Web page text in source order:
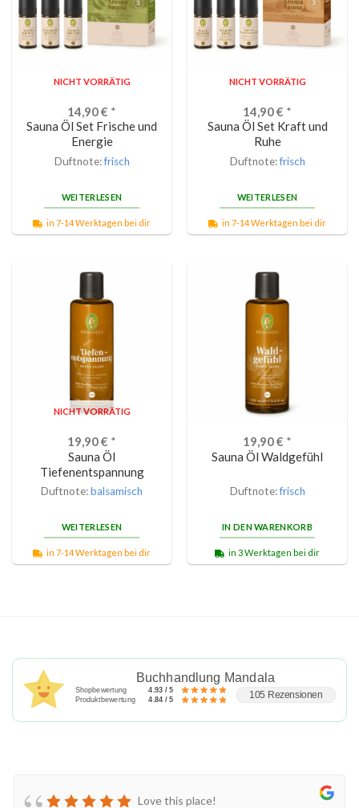
NICHT VORRÄTIG
14,90€ *
Sauna Öl Set Frische und
Energie
Duftnote:frisch
WEITERLESEN
in 7-14 Werktagen bei dir
NICHT VORRÄTIG
14,90€ *
Sauna Öl Set Kraft und
Ruhe
Duftnote:frisch
WEITERLESEN
in 7-14 Werktagen bei dir
NICHT VORRÄTIG
19,90€ *
Sauna Öl
Tiefenentspannung
Duftnote:balsamisch
WEITERLESEN
in 7-14 Werktagen bei dir
19,90€ *
Sauna Öl Waldgefühl
Duftnote:frisch
IN DEN WARENKORB
in 3 Werktagen bei dir
Buchhandlung Mandala
Shopbewertung
4.93 / 5
Produktbewertung
4.84 / 5 105 Rezensionen
Love this place!